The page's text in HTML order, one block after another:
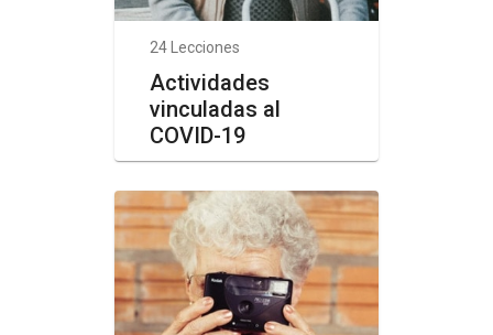
24 Lecciones
Actividades
vinculadas al
COVID-19